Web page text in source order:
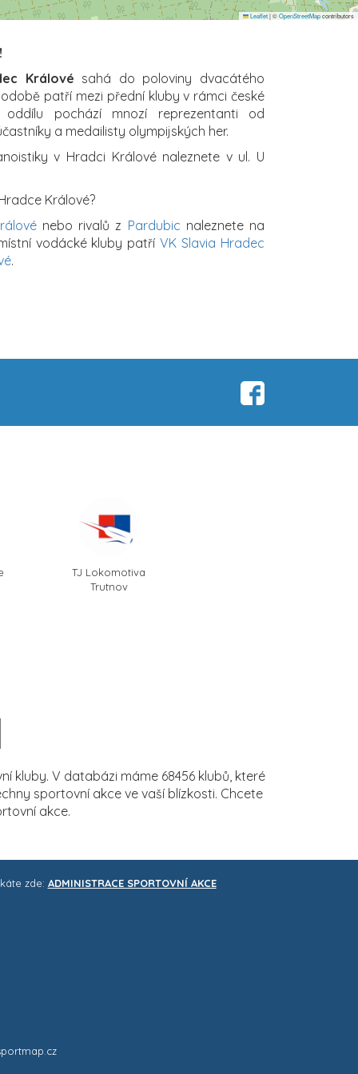
Leaflet|©OpenStreetMapcontributors
Králové sahá do poloviny dvacátého
patří mezi přední kluby v rámci české
pochází mnozí reprezentanti od
a medailisty olympijských her.
v Hradci Králové naleznete v ul. U
Králové?
nebo rivalů z Pardubic naleznete na
vodácké kluby patříVK Slavia Hradec
.
TJ Lokomotiva
Trutnov
kluby. V databázi máme 68456 klubů, které
sportovní akce ve vaší blízkosti. Chcete
akce.
zde: ADMINISTRACE SPORTOVNÍ AKCE